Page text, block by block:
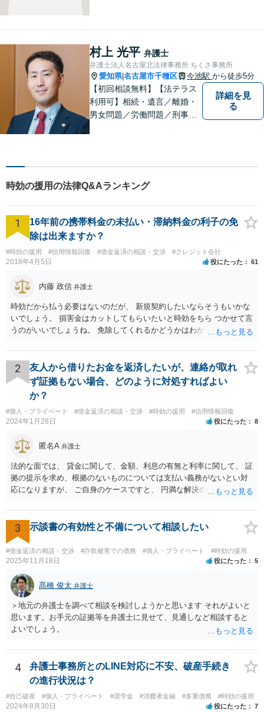
できる弁護士を目指していま
す。
村上 光平 弁護士
弁護士法人名古屋北法律事務所 ちくさ事務所
愛知県|名古屋市千種区 今池駅 から徒歩5分
【初回相談無料】【法テラス
利用可】相続・遺言／離婚・
男女問題／労働問題／刑事事
ご提供。小さなお困り事でも
構いません【夜間・休日面
談】【完全個室】【今池駅3
分】
詳細を見
る
時効の援用の法律Q&Aランキング
1
16年前の携帯料金の未払い・滞納料金の利子の免
除は出来ますか？
#時効の援用 #信用情報回復 #借金返済の相談・交渉 #クレジット会社
2018年4月5日 役にたった 61
内藤 政信 弁護士
時効だから払う必要はないのだが、 新規契約したいならそうもいかな
いでしょう。 損害金はカットしてもらいたいと時効をちら つかせて言
うのがいいでしょうね。 免除してくれるかどうかはわかりませんが。
2
友人から借りたお金を返済したいが、連絡が取れ
ず証拠もない場合、どのように対処すればよい
か？
#個人・プライベート #借金返済の相談・交渉 #時効の援用 #信用情報回復
2024年1月28日 役にたった 8
匿名A 弁護士
法的な面では、 貸金に関して、金額、利息の有無と利率に関して、 証
拠の提示を求め、根拠のないものについては支払い義務がないとい対
応になりますが、 ご自身のケースですと、 円満な解決のため、一定程
けではありません）。 何某かの主張をされた場合、あらためて弁護士
に相談されるという形でよいかと思います。
3 示談書の有効性と不備について相談したい
#借金返済の相談・交渉 #詐欺被害での債務 #個人・プライベート #時効の援用
2025年11月18日 役にたった 5
髙橋 俊太 弁護士
＞地元の弁護士を調べて相談を検討しようかと思います それがよいと
思います。お手元の証拠等を弁護士に見せて、見通しなど相談すると
よいでしょう。
4
弁護士事務所とのLINE対応に不安、破産手続き
の進行状況は？
#自己破産 #個人・プライベート #奨学金 #消費者金融 #多重債務 #時効の援用
2024年8月30日 役にたった 7